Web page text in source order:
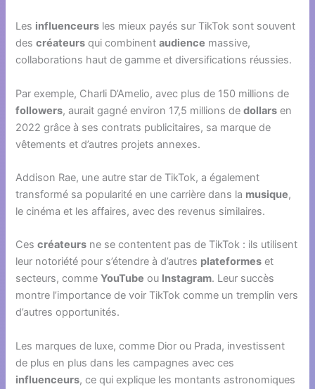
Les influenceurs les mieux payés sur TikTok sont souvent
descréateurs qui combinentaudience massive,
collaborations haut de gamme et diversifications réussies.
Par exemple, Charli D’Amelio, avec plus de 150 millions de
followers, aurait gagné environ 17,5 millions dedollars en
2022 grâce à ses contrats publicitaires, sa marque de
vêtements et d’autres projets annexes.
Addison Rae, une autre star de TikTok, a également
transformé sa popularité en une carrière dans la musique,
le cinéma et les affaires, avec des revenus similaires.
Cescréateurs ne se contentent pas de TikTok : ils utilisent
leur notoriété pour s’étendre à d’autres plateformes et
secteurs, commeYouTube ou Instagram. Leur succès
montre l’importance de voir TikTok comme un tremplin vers
d’autres opportunités.
Les marques de luxe, comme Dior ou Prada, investissent
de plus en plus dans les campagnes avec ces
influenceurs, ce qui explique les montants astronomiques